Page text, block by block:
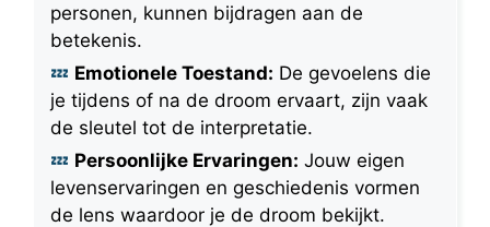
personen, kunnen bijdragen aan de
betekenis.
Emotionele Toestand: De gevoelens die
je tijdens of na de droom ervaart, zijn vaak
de sleutel tot de interpretatie.
Persoonlijke Ervaringen: Jouw eigen
levenservaringen en geschiedenis vormen
de lens waardoor je de droom bekijkt.